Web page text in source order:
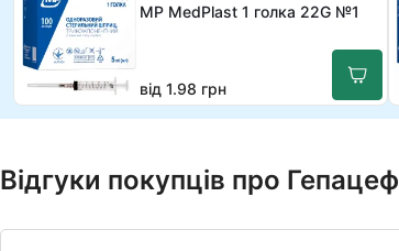
МР MedPlast 1 голка 22G №1
від 1.98 грн
Відгуки покупців про Гепацеф